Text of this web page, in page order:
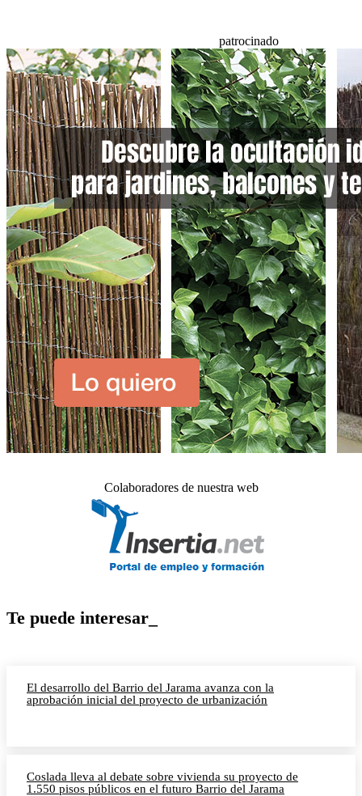
patrocinado
Colaboradores de nuestra web
Te puede interesar_
El desarrollo del Barrio del Jarama avanza con la
aprobación inicial del proyecto de urbanización
Coslada lleva al debate sobre vivienda su proyecto de
1.550 pisos públicos en el futuro Barrio del Jarama